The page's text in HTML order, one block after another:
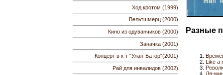
Ход кротом (1999)
Вельтшмерц (2000)
Кино из одуванчиков (2000)
Заначка (2001)
Концерт в к-т "Улан-Батор"(2001)
Рай для инвалидов (2002)
Разные
Like a
Ля-